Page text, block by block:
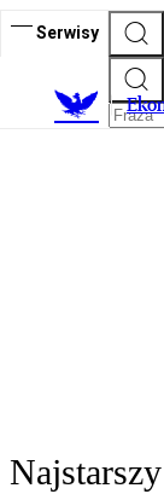
Serwisy